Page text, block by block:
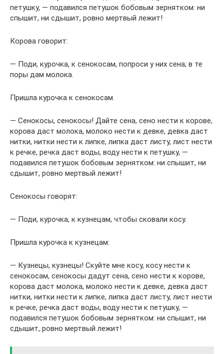
петушку, — подавился петушок бобовым зернятком: ни
спышит, ни сдышит, ровно мертвый лежит!
Корова говорит:
— Поди, курочка, к сенокосам, попроси у них сена; в те
поры дам молока.
Пришла курочка к сенокосам.
— Сенокосы, сенокосы! Дайте сена, сено нести к корове,
корова даст молока, молоко нести к девке, девка даст
нитки, нитки нести к липке, липка даст листу, лист нести
к речке, речка даст воды, воду нести к петушку, —
подавился петушок бобовым зернятком: ни спышит, ни
сдышит, ровно мертвый лежит!
Сенокосы говорят:
— Поди, курочка, к кузнецам, чтобы сковали косу.
Пришла курочка к кузнецам:
— Кузнецы, кузнецы! Скуйте мне косу, косу нести к
сенокосам, сенокосы дадут сена, сено нести к корове,
корова даст молока, молоко нести к девке, девка даст
нитки, нитки нести к липке, липка даст листу, лист нести
к речке, речка даст воды, воду нести к петушку, —
подавился петушок бобовым зернятком: ни спышит, ни
сдышит, ровно мертвый лежит!